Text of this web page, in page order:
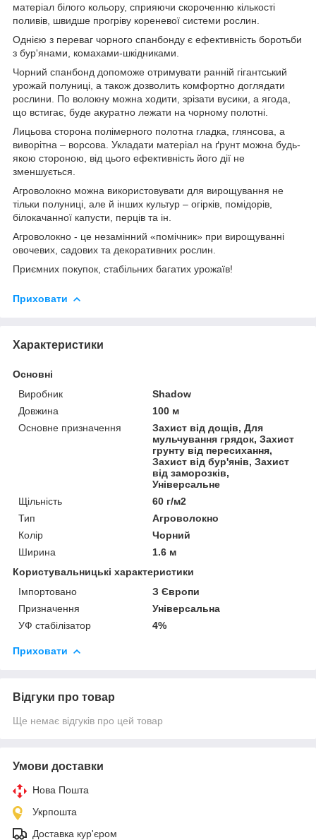
матеріал білого кольору, сприяючи скороченню кількості
поливів, швидше прогріву кореневої системи рослин.
Однією з переваг чорного спанбонду є ефективність боротьби
з бур'янами, комахами-шкідниками.
Чорний спанбонд допоможе отримувати ранній гігантський
урожай полуниці, а також дозволить комфортно доглядати
рослини. По волокну можна ходити, зрізати вусики, а ягода,
що встигає, буде акуратно лежати на чорному полотні.
Лицьова сторона полімерного полотна гладка, глянсова, а
виворітна – ворсова. Укладати матеріал на ґрунт можна будь-
якою стороною, від цього ефективність його дії не
зменшується.
Агроволокно можна використовувати для вирощування не
тільки полуниці, але й інших культур – огірків, помідорів,
білокачанної капусти, перців та ін.
Агроволокно - це незамінний «помічник» при вирощуванні
овочевих, садових та декоративних рослин.
Приємних покупок, стабільних багатих урожаїв!
Приховати
Характеристики
Основні
Виробник
Shadow
Довжина
100 м
Основне призначення
Захист від дощів, Для
мульчування грядок, Захист
грунту від пересихання,
Захист від бур'янів, Захист
від заморозків,
Універсальне
Щільність
60 г/м2
Тип
Агроволокно
Колір
Чорний
Ширина
1.6 м
Користувальницькі характеристики
Імпортовано
З Європи
Призначення
Універсальна
УФ стабілізатор
4%
Приховати
Відгуки про товар
Ще немає відгуків про цей товар
Умови доставки
Нова Пошта
Укрпошта
Доставка кур'єром